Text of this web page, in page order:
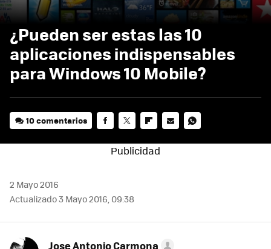
¿Pueden ser estas las 10
aplicaciones indispensables
para Windows 10 Mobile?
10 comentarios
2 Mayo 2016
Actualizado 3 Mayo 2016, 09:38
Jose Antonio Carmona